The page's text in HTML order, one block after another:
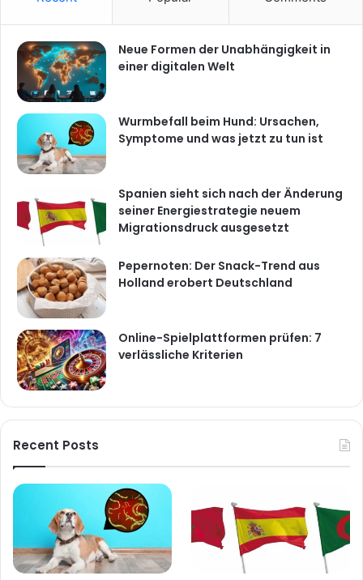
Neue Formen der Unabhängigkeit in
einer digitalen Welt
Wurmbefall beim Hund: Ursachen,
Symptome und was jetzt zu tun ist
Spanien sieht sich nach der Änderung
seiner Energiestrategie neuem
Migrationsdruck ausgesetzt
Pepernoten: Der Snack-Trend aus
Holland erobert Deutschland
Online-Spielplattformen prüfen: 7
verlässliche Kriterien
Recent Posts